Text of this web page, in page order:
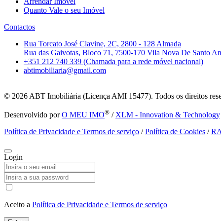
Quanto Vale o seu Imóvel
Contactos
Rua Torcato José Clavine, 2C, 2800 - 128 Almada
Rua das Gaivotas, Bloco 71, 7500-170 Vila Nova De Santo
+351 212 740 339 (Chamada para a rede móvel nacional)
abtimobiliaria@gmail.com
© 2026 ABT Imobiliária (Licença AMI 15477). Todos os direitos
Desenvolvido porO MEU IMO® / XLM - Innovation & Technology
Política de Privacidade e Termos de serviço /Política de Cookies /
Login
Aceito a Política de Privacidade e Termos de serviço